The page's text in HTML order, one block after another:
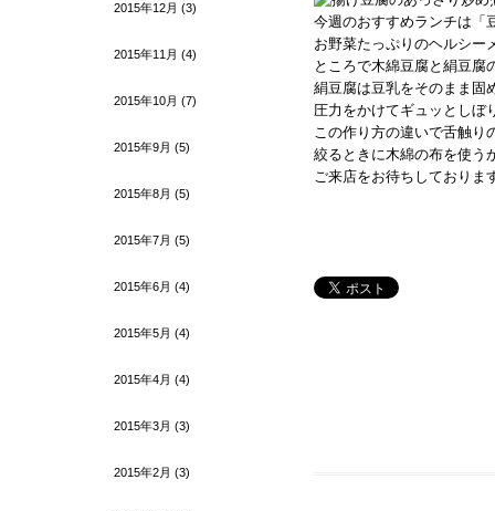
2015年12月 (3)
2015年11月 (4)
2015年10月 (7)
2015年9月 (5)
2015年8月 (5)
2015年7月 (5)
2015年6月 (4)
2015年5月 (4)
2015年4月 (4)
2015年3月 (3)
2015年2月 (3)
今週のおすすめランチは「
お野菜たっぷりのヘルシ
ところで木綿豆腐と絹豆腐
絹豆腐は豆乳をそのまま
圧力をかけてギュッとしぼ
この作り方の違いで舌触り
絞るときに木綿の布を使う
ご来店をお待ちしておりま